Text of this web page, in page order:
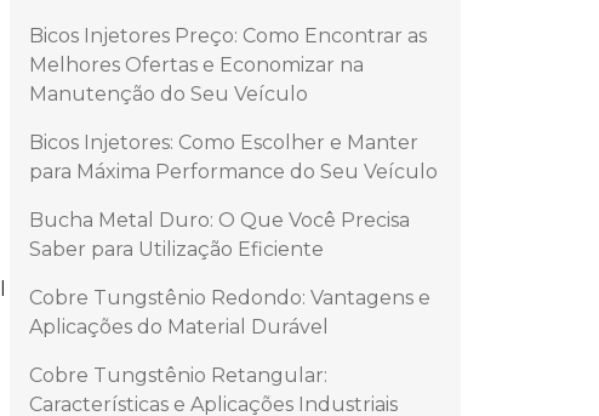
Bicos Injetores Preço: Como Encontrar as
Melhores Ofertas e Economizar na
Manutenção do Seu Veículo
Bicos Injetores: Como Escolher e Manter
para Máxima Performance do Seu Veículo
Bucha Metal Duro: O Que Você Precisa
Saber para Utilização Eficiente
Cobre Tungstênio Redondo: Vantagens e
Aplicações do Material Durável
Cobre Tungstênio Retangular:
Características e Aplicações Industriais